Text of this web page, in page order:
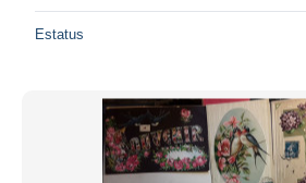
Estatus